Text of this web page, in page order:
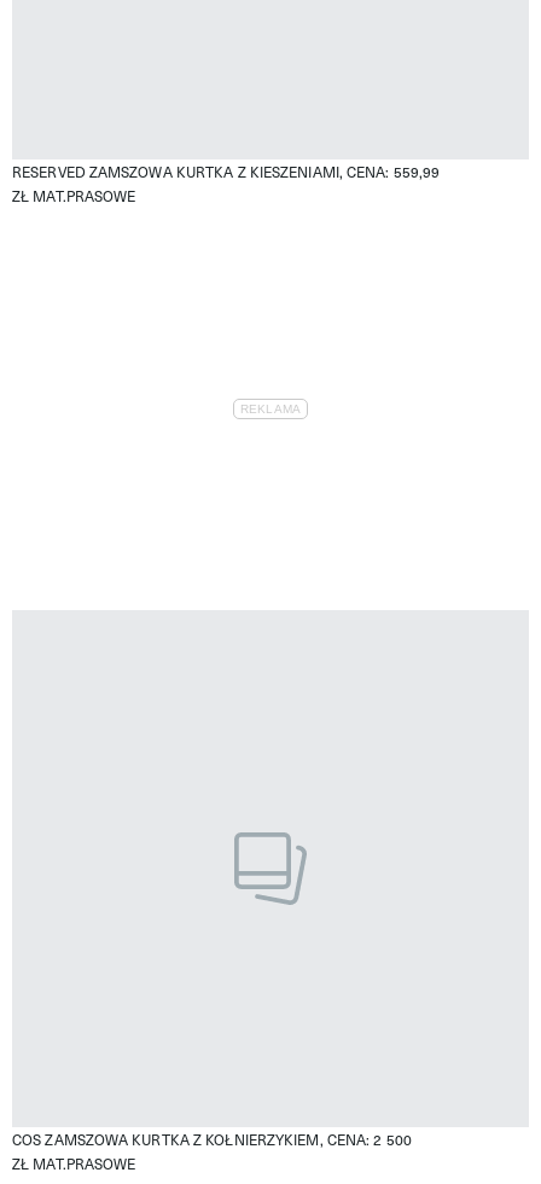
RESERVED ZAMSZOWA KURTKA Z KIESZENIAMI, CENA: 559,99
ZŁ MAT.PRASOWE
COS ZAMSZOWA KURTKA Z KOŁNIERZYKIEM, CENA: 2 500
ZŁ MAT.PRASOWE